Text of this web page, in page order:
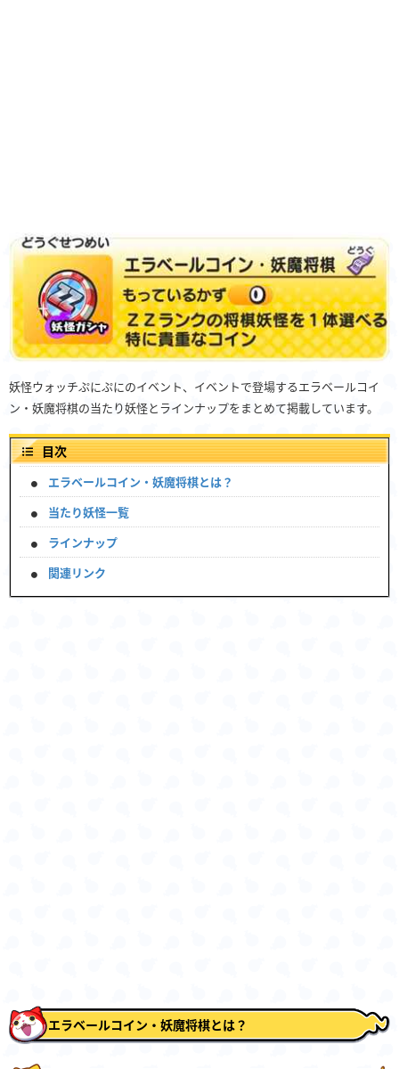
妖怪ウォッチぷにぷにのイベント、イベントで登場するエラベールコイ
ン・妖魔将棋の当たり妖怪とラインナップをまとめて掲載しています。
目次
エラベールコイン・妖魔将棋とは？
当たり妖怪一覧
ラインナップ
関連リンク
エラベールコイン・妖魔将棋とは？